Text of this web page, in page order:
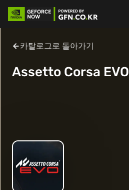
카탈로그로 돌아가기
Assetto Corsa EVO